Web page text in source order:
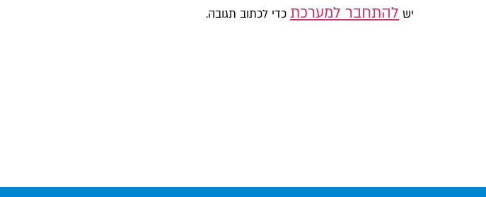
יש להתחבר למערכת כדי לכתוב תגובה.